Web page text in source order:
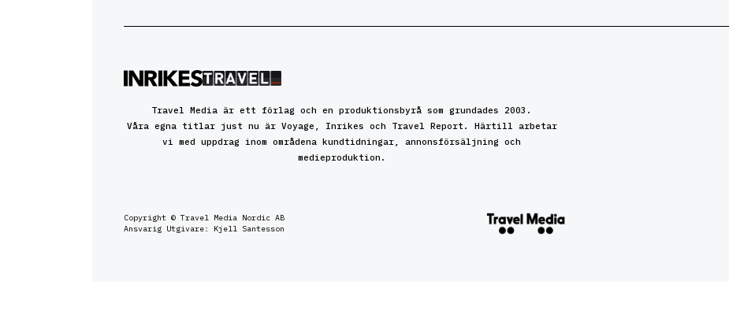
Travel Media är ett förlag och en produktionsbyrå som grundades 2003.
Våra egna titlar just nu är Voyage, Inrikes och Travel Report. Härtill arbetar
vi med uppdrag inom områdena kundtidningar, annonsförsäljning och
medieproduktion.
Copyright © Travel Media Nordic AB
Ansvarig Utgivare: Kjell Santesson